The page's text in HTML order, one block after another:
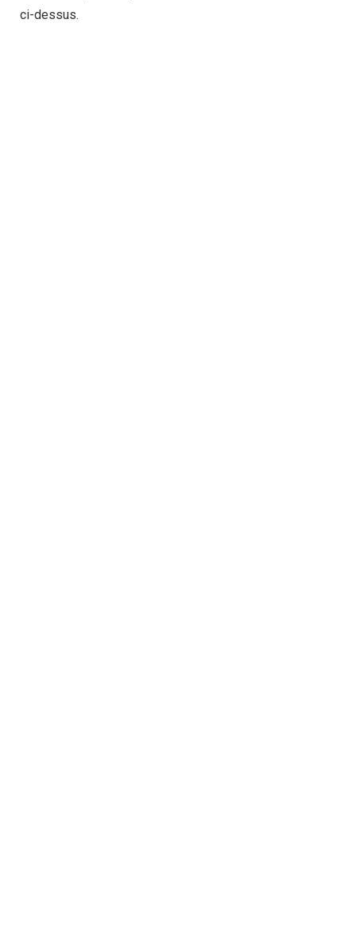
ci-dessus.